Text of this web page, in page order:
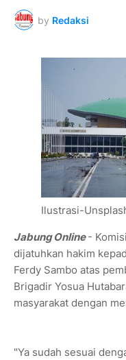
by Redaksi
Ilustrasi-
Jabung Online-
dijatuhkan hakim
Ferdy Sambo atas
Brigadir Yosua
masyarakat dengan
"Ya sudah sesuai